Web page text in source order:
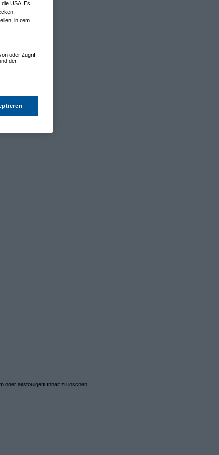
oder anstößigem Inhalt zu löschen.
die USA. Es
in dem
oder Zugriff
der